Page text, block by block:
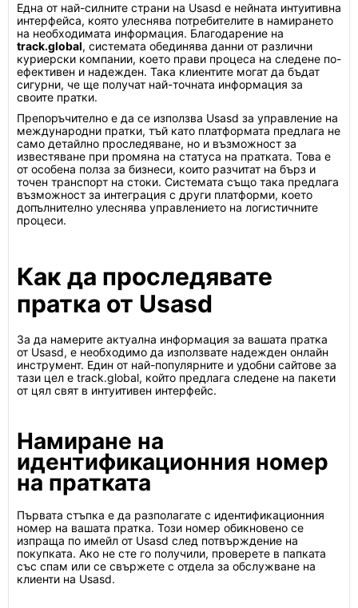
Една от най-силните страни на Usasd е нейната интуитивна
интерфейса, която улеснява потребителите в намирането
на необходимата информация. Благодарение на
track.global, системата обединява данни от различни
куриерски компании, което прави процеса на следене по-
ефективен и надежден. Така клиентите могат да бъдат
сигурни, че ще получат най-точната информация за
своите пратки.
Препоръчително е да се използва Usasd за управление на
международни пратки, тъй като платформата предлага не
само детайлно проследяване, но и възможност за
известяване при промяна на статуса на пратката. Това е
от особена полза за бизнеси, които разчитат на бърз и
точен транспорт на стоки. Системата също така предлага
възможност за интеграция с други платформи, което
допълнително улеснява управлението на логистичните
процеси.
Как да проследявате
пратка от Usasd
За да намерите актуална информация за вашата пратка
от Usasd, е необходимо да използвате надежден онлайн
инструмент. Един от най-популярните и удобни сайтове за
тази цел е track.global, който предлага следене на пакети
от цял свят в интуитивен интерфейс.
Намиране на
идентификационния номер
на пратката
Първата стъпка е да разполагате с идентификационния
номер на вашата пратка. Този номер обикновено се
изпраща по имейл от Usasd след потвърждение на
покупката. Ако не сте го получили, проверете в папката
със спам или се свържете с отдела за обслужване на
клиенти на Usasd.